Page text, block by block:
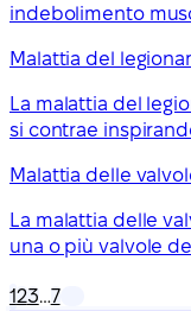
indebolimento
al momento non
possono aiutare a
Malattia del
La malattia del
si contrae
idromassaggio. È
essere molto grave.
Malattia delle
La malattia delle
una o più valvole
in alcuni casi
123…7